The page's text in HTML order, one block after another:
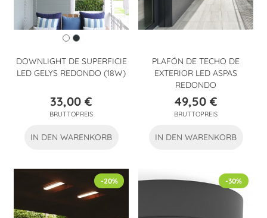
DOWNLIGHT DE SUPERFICIE
LED GELYS REDONDO (18W)
Preis
33,00 €
BRUTTOPREIS
IN DEN WARENKORB
PLAFÓN DE TECHO DE
EXTERIOR LED ASPAS
REDONDO
Preis
49,50 €
BRUTTOPREIS
IN DEN WARENKORB
-20% -30%